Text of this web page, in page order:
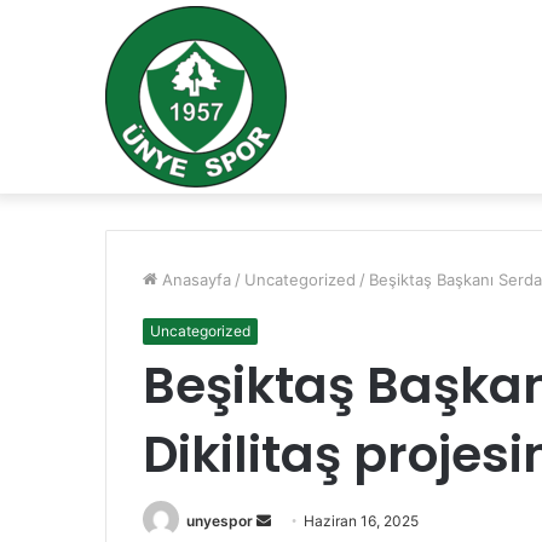
Anasayfa / Uncategorized / Beşiktaş Başkanı
Uncategorized
Beşiktaş
Dikilitaş
unyespor
Bir
Haziran 16, 2025